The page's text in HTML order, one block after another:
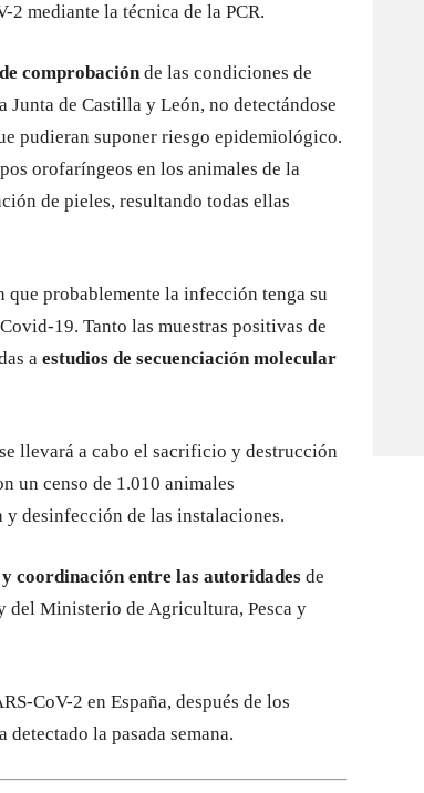
mediante la técnica de la PCR.
comprobaciónde las condiciones de
de Castilla y León, no detectándose
pudieran suponer riesgo epidemiológico.
orofaríngeos en los animales de la
de pieles, resultando todas ellas
probablemente la infección tenga su
19. Tanto las muestras positivas de
a estudios de secuenciación molecular
llevará a cabo el sacrificio y destrucción
un censo de 1.010 animales
desinfección de las instalaciones.
coordinación entre las autoridades de
del Ministerio de Agricultura, Pesca y
CoV-2 en España, después de los
la pasada semana.